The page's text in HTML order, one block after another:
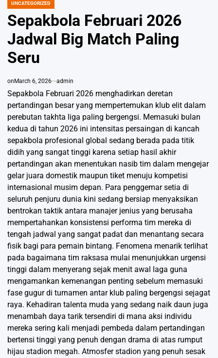
POSTED
IN
UNCATEGORIZED
Sepakbola Februari 2026
Jadwal Big Match Paling
Seru
on March 6, 2026 admin
Sepakbola Februari 2026 menghadirkan deretan
pertandingan besar yang mempertemukan klub elit dalam
perebutan takhta liga paling bergengsi. Memasuki bulan
kedua di tahun 2026 ini intensitas persaingan di kancah
sepakbola profesional global sedang berada pada titik
didih yang sangat tinggi karena setiap hasil akhir
pertandingan akan menentukan nasib tim dalam mengejar
gelar juara domestik maupun tiket menuju kompetisi
internasional musim depan. Para penggemar setia di
seluruh penjuru dunia kini sedang bersiap menyaksikan
bentrokan taktik antara manajer jenius yang berusaha
mempertahankan konsistensi performa tim mereka di
tengah jadwal yang sangat padat dan menantang secara
fisik bagi para pemain bintang. Fenomena menarik terlihat
pada bagaimana tim raksasa mulai menunjukkan urgensi
tinggi dalam menyerang sejak menit awal laga guna
mengamankan kemenangan penting sebelum memasuki
fase gugur di turnamen antar klub paling bergengsi sejagat
raya. Kehadiran talenta muda yang sedang naik daun juga
menambah daya tarik tersendiri di mana aksi individu
mereka sering kali menjadi pembeda dalam pertandingan
bertensi tinggi yang penuh dengan drama di atas rumput
hijau stadion megah. Atmosfer stadion yang penuh sesak